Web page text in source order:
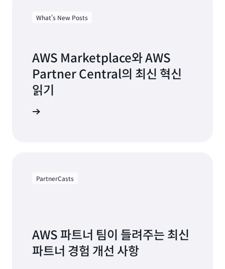
What's New Posts
AWS Marketplace와 AWS
Partner Central의 최신 혁신
읽기
PartnerCasts
AWS 파트너 팀이 들려주는 최신
파트너 경험 개선 사항